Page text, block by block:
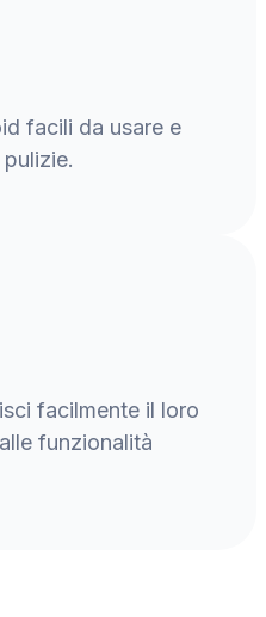
facili da usare e
facilmente il loro
funzionalità